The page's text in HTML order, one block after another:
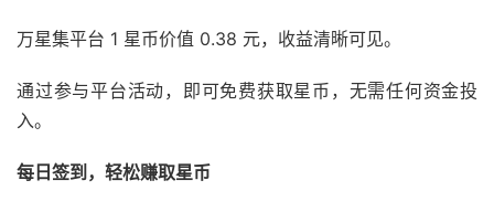
万星集平台 1 星币价值 0.38 元， 收益清晰可见。
通过参与平台活动， 即可免费获取星币， 无需任何资金投
入。
每日签到，轻松赚取星币